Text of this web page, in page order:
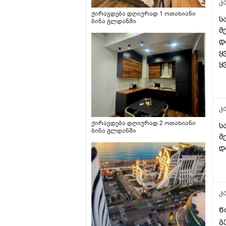
კუჭშიო და ვერ მოინელაო
და ახლა ისეა რო არც
ბოთლებს იწუნებს
ნებისმიერი სოსკიდან ჭამს
ოღონდ
ვაჭამოთ,პედიატრმა კი
გვითხრა ისე რო ცოტა
ბევრიაო 120 გრამიო მაგრამ
გიჟადაა ქცეული და
რავქნაათ?
ქირავდება დღიურად 1 ოთახიანი
ბინა გლდანში
ქირავდება დღიურად 2 ოთახიანი
ბინა გლდანში